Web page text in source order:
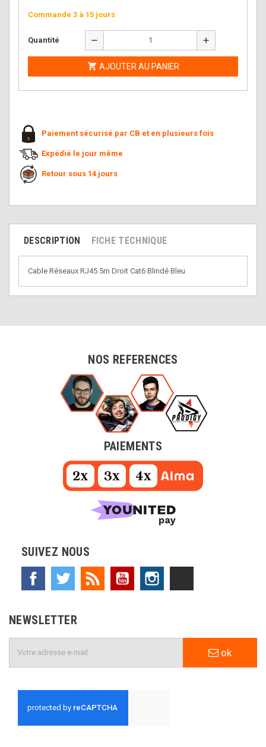
Commande 3 à 15 jours
Quantité remove add
 AJOUTER AU PANIER
Paiement sécurisé par CB et en plusieurs fois
Expédié le jour même
Retour sous 14 jours
DESCRIPTION FICHE TECHNIQUE
Cable Réseaux RJ45 5m Droit Cat6 Blindé Bleu
NOS REFERENCES
PAIEMENTS
SUIVEZ NOUS
Facebook Twitter Rss YouTube
NEWSLETTER
ok